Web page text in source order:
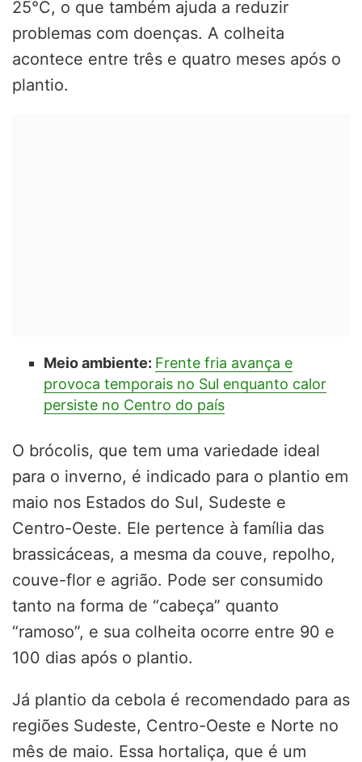
25°C, o que também ajuda a reduzir
problemas com doenças. A colheita
acontece entre três e quatro meses após o
plantio.
Meio ambiente: Frente fria avança e
provoca temporais no Sul enquanto calor
persiste no Centro do país
O brócolis, que tem uma variedade ideal
para o inverno, é indicado para o plantio em
maio nos Estados do Sul, Sudeste e
Centro-Oeste. Ele pertence à família das
brassicáceas, a mesma da couve, repolho,
couve-flor e agrião. Pode ser consumido
tanto na forma de “cabeça” quanto
“ramoso”, e sua colheita ocorre entre 90 e
100 dias após o plantio.
Já plantio da cebola é recomendado para as
regiões Sudeste, Centro-Oeste e Norte no
mês de maio. Essa hortaliça, que é um